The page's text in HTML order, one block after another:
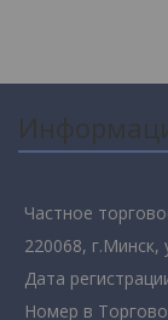
Частное
220068, г.Минск,
Дата
Номер в